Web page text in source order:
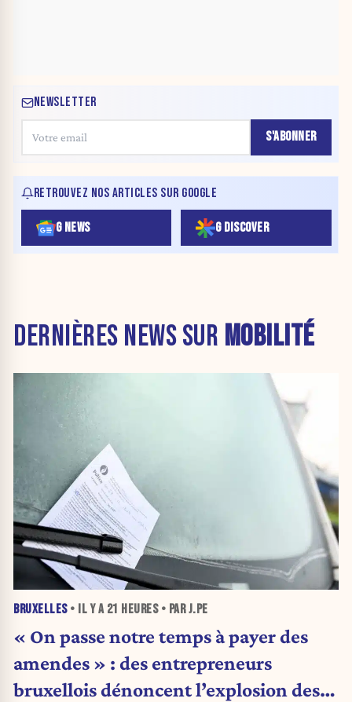
NEWSLETTER
S'ABONNER
RETROUVEZ NOS ARTICLES SUR GOOGLE
G NEWS G DISCOVER
DERNIÈRES NEWS SUR MOBILITÉ
BRUXELLES• IL Y A 21 HEURES• PAR J.PE
« On passe notre temps à payer des
amendes » : des entrepreneurs
bruxellois dénoncent l’explosion des